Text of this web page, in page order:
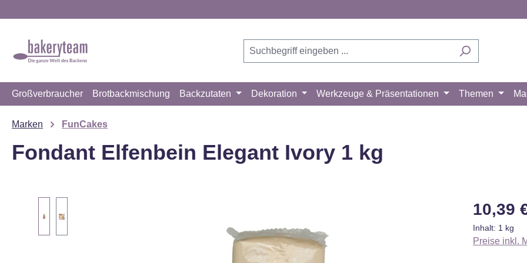
Großverbraucher Brotbackmischung Backzutaten Dekoration Werkzeuge & Präsentationen Themen
Marken FunCakes
Fondant Elfenbein Elegant Ivory 1 kg
Regulärer
10,39
Inhalt: 1 kg
Preise inkl.